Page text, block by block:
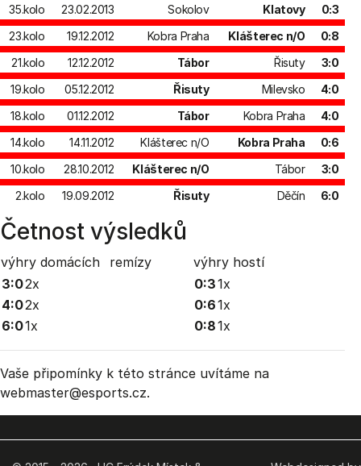
35.kolo 23.02.2013 Sokolov Klatovy
0:3
23.kolo
19.12.2012 Kobra Praha Klášterec n/O
0:8
21.kolo
12.12.2012 Tábor Řisuty
3:0
19.kolo
05.12.2012 Řisuty Milevsko
4:0
18.kolo
01.12.2012 Tábor Kobra Praha
4:0
14.kolo
14.11.2012 Klášterec n/O Kobra Praha
0:6
10.kolo
28.10.2012 Klášterec n/O Tábor
3:0
2.kolo
19.09.2012 Řisuty Děčín 6:0
Četnost výsledků
výhry domácích remízy výhry hostí
3:02x
4:02x
6:01x
0:31x
0:61x
0:81x
Vaše připomínky k této stránce uvítáme na
webmaster@esports.cz.